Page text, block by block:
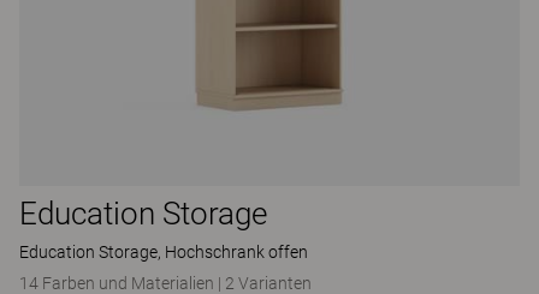
Education Storage
Education Storage, Hochschrank offen
14 Farben und Materialien | 2 Varianten